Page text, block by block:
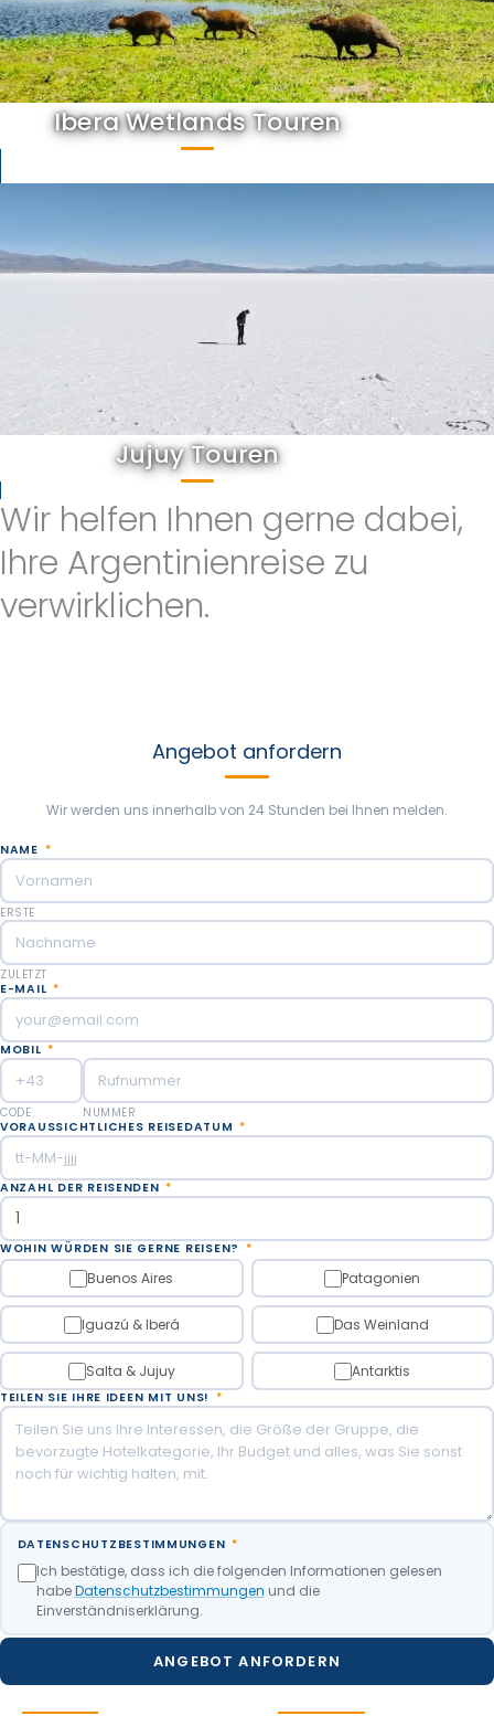
Ibera Wetlands Touren
Jujuy Touren
Wir helfen Ihnen gerne dabei,
Ihre Argentinienreise zu
verwirklichen.
Angebot anfordern
Wir werden uns innerhalb von 24 Stunden bei Ihnen melden.
NAME *
ERSTE
ZULETZT
E-MAIL *
MOBIL *
CODE
NUMMER
VORAUSSICHTLICHES REISEDATUM *
ANZAHL DER REISENDEN *
WOHIN WÜRDEN SIE GERNE REISEN? *
Buenos Aires Patagonien
Iguazú & Iberá Das Weinland
Salta & Jujuy Antarktis
TEILEN SIE IHRE IDEEN MIT UNS! *
DATENSCHUTZBESTIMMUNGEN *
Ich bestätige, dass ich die folgenden Informationen gelesen
habeDatenschutzbestimmungen und die
Einverständniserklärung.
ANGEBOT ANFORDERN